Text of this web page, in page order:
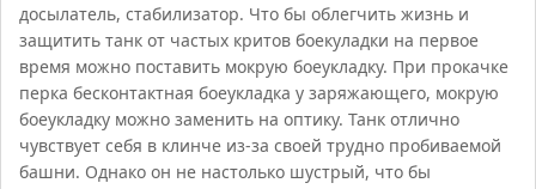
досылатель, стабилизатор. Что бы облегчить жизнь и
защитить танк от частых критов боекуладки на первое
время можно поставить мокрую боеукладку. При прокачке
перка бесконтактная боеукладка у заряжающего, мокрую
боеукладку можно заменить на оптику. Танк отлично
чувствует себя в клинче из-за своей трудно пробиваемой
башни. Однако он не настолько шустрый, что бы